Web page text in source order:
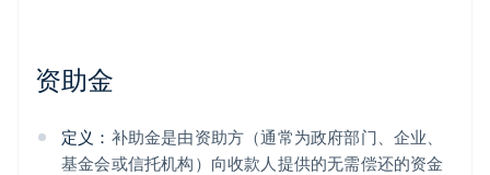
资助金
定义： 补助金是由资助方（通常为政府部门、企业、
基金会或信托机构）向收款人提供的无需偿还的资金